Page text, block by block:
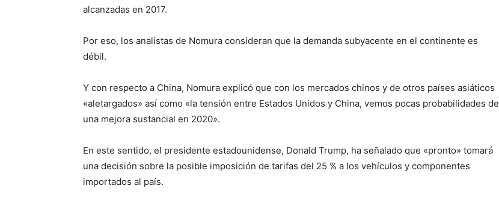
alcanzadas en 2017.
Por eso, los analistas de Nomura consideran que la demanda subyacente en el continente es
débil.
Y con respecto a China, Nomura explicó que con los mercados chinos y de otros países asiáticos
«aletargados» así como «la tensión entre Estados Unidos y China, vemos pocas probabilidades de
una mejora sustancial en 2020».
En este sentido, el presidente estadounidense, Donald Trump, ha señalado que «pronto» tomará
una decisión sobre la posible imposición de tarifas del 25 % a los vehículos y componentes
importados al país.